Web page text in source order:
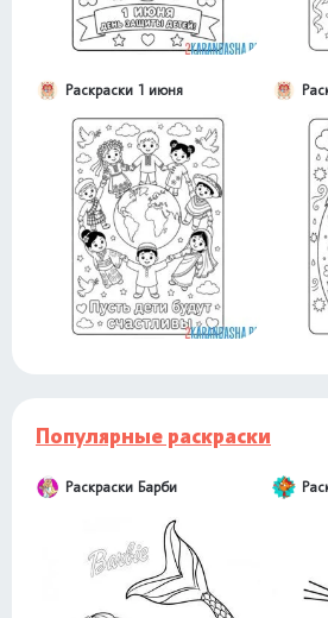
Раскраски 1 июня
Популярные раскраски
Раскраски Барби